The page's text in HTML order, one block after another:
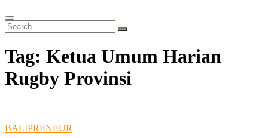
Search
…
Tag: Ketua Umum Harian
Rugby Provinsi
BALIPRENEUR